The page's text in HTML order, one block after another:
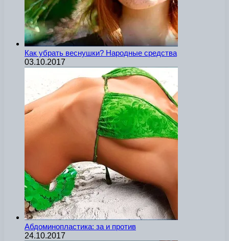
Как убрать веснушки? Народные средства
03.10.2017
Абдоминопластика: за и против
24.10.2017